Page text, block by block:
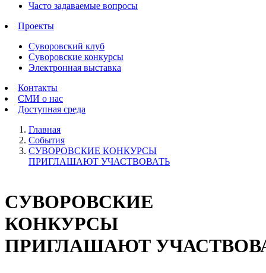
Часто задаваемые вопросы
Проекты
Суворовский клуб
Суворовские конкурсы
Электронная выставка
Контакты
СМИ о нас
Доступная среда
Главная
События
СУВОРОВСКИЕ КОНКУРСЫ
ПРИГЛАШАЮТ УЧАСТВОВАТЬ
СУВОРОВСКИЕ
КОНКУРСЫ
ПРИГЛАШАЮТ